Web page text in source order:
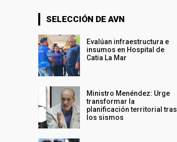
SELECCIÓN DE AVN
Evalúan infraestructura e
insumos en Hospital de
Catia La Mar
Ministro Menéndez: Urge
transformar la
planificación territorial tras
los sismos